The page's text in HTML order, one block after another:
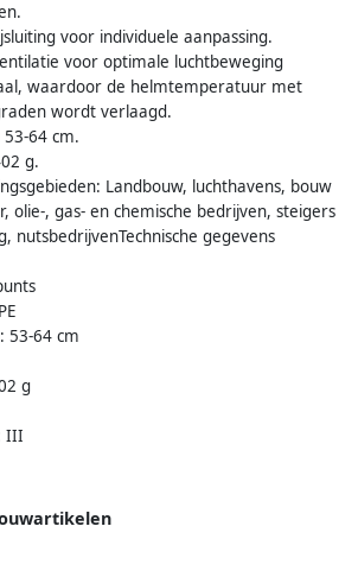
voor individuele aanpassing.
voor optimale luchtbeweging
waardoor de helmtemperatuur met
wordt verlaagd.
64 cm.
g.
Landbouw, luchthavens, bouw
olie-, gas- en chemische bedrijven, steigers
nutsbedrijvenTechnische gegevens
53-64 cm
g
III